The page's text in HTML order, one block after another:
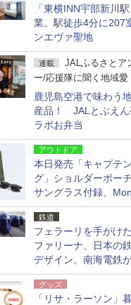
「東横INN宇部新川
業。駅徒歩4分に207
ンエヴァ聖地
連載
JALふるさとア
ー/応援隊に聞く地域愛
鹿児島空港で味わう
産品！ JALとぶえん
ラボお弁当
アウトドア
本日発売「キャプテ
グ」ショルダーポー
サングラス付録、
9月号増刊
鉄道
フェラーリを手がけ
ファリーナ、日本の
デザイン。南海電鉄が
「空港特急」をなに
導入
グッズ
「リサ・ラーソン」